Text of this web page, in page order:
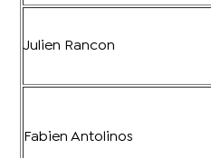
Julien Rancon
Fabien Antolinos